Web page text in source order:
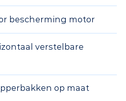
bescherming motor
verstelbare
op maat